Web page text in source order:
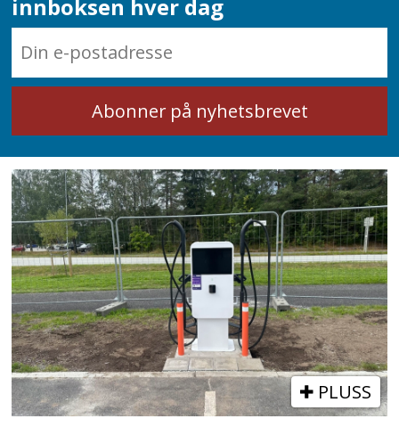
innboksen hver dag
PLUSS